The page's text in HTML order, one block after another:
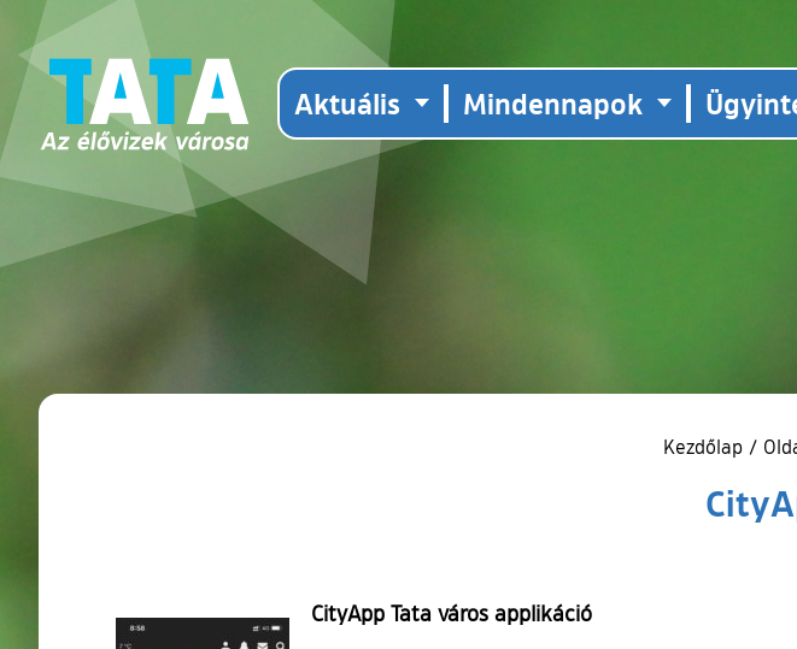
Aktuális Mindennapok
Kezdőlap /
CityApp Tata város applikáció